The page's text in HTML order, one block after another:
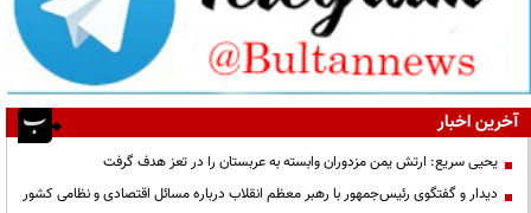
آخرین اخبار
یحیی سریع: ارتش یمن مزدوران وابسته به عربستان را در تعز هدف گرفت
دیدار و گفتگوی رئیس‌جمهور با رهبر معظم انقلاب درباره مسائل اقتصادی و نظامی کشور